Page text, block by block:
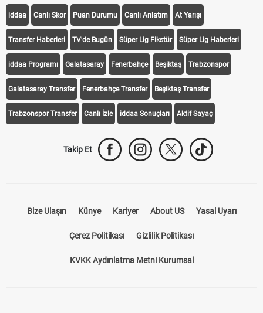
iddaa Canlı Skor Puan Durumu Canlı Anlatım At Yarışı
Transfer Haberleri TV'de Bugün Süper Lig Fikstür Süper Lig Haberleri
iddaa Programı Galatasaray Fenerbahçe Beşiktaş Trabzonspor
Galatasaray Transfer Fenerbahçe Transfer Beşiktaş Transfer
Trabzonspor Transfer Canlı İzle iddaa Sonuçları Aktif Sayaç
Takip Et
Bize Ulaşın Künye Kariyer About US Yasal Uyarı
Çerez Politikası Gizlilik Politikası
KVKK Aydınlatma Metni Kurumsal